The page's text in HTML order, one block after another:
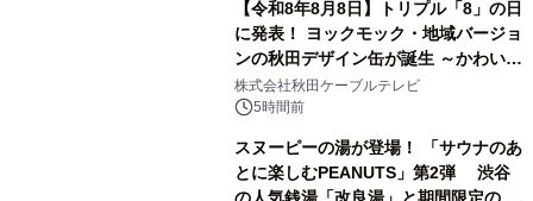
【令和8年8月8日】トリプル「8」の日
に発表！ ヨックモック・地域バージョ
ンの秋田デザイン缶が誕生 ～かわいい
秋田犬の子犬と秋田の四季と名所を巡
るパッケージ～ 9月1日(火)秋田県内で
株式会社秋田ケーブルテレビ
5時間前
スヌーピーの湯が登場！ 「サウナのあ
とに楽しむPEANUTS」第2弾 渋谷
の人気銭湯「改良湯」と期間限定のコ